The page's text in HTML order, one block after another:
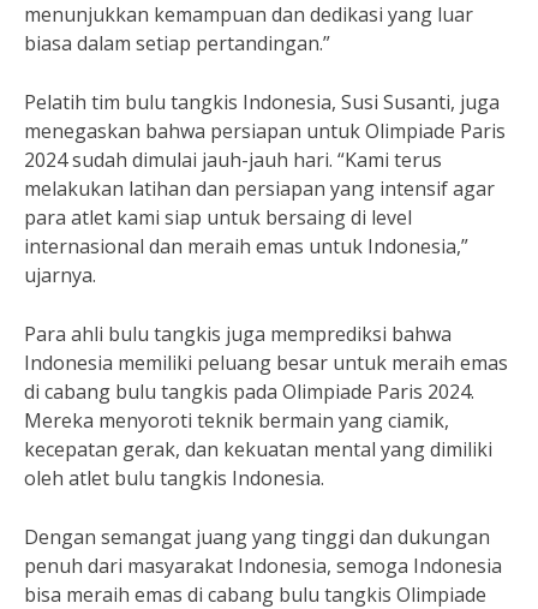
menunjukkan kemampuan dan dedikasi yang luar
biasa dalam setiap pertandingan.”
Pelatih tim bulu tangkis Indonesia, Susi Susanti, juga
menegaskan bahwa persiapan untuk Olimpiade Paris
2024 sudah dimulai jauh-jauh hari. “Kami terus
melakukan latihan dan persiapan yang intensif agar
para atlet kami siap untuk bersaing di level
internasional dan meraih emas untuk Indonesia,”
ujarnya.
Para ahli bulu tangkis juga memprediksi bahwa
Indonesia memiliki peluang besar untuk meraih emas
di cabang bulu tangkis pada Olimpiade Paris 2024.
Mereka menyoroti teknik bermain yang ciamik,
kecepatan gerak, dan kekuatan mental yang dimiliki
oleh atlet bulu tangkis Indonesia.
Dengan semangat juang yang tinggi dan dukungan
penuh dari masyarakat Indonesia, semoga Indonesia
bisa meraih emas di cabang bulu tangkis Olimpiade